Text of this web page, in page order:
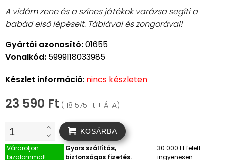
A vidám zene és a színes játékok varázsa segíti a
babád első lépéseit. Táblával és zongorával!
Gyártói azonosító:01655
Vonalkód: 5999118033985
Készlet információ: nincs készleten
23 590 Ft ( 18 575 Ft + ÁFA)
KOSÁRBA
Várároljon
bizalommal!
Gyors szállítás,
biztonságos fizetés.
30.000 Ft felett
ingyenesen.